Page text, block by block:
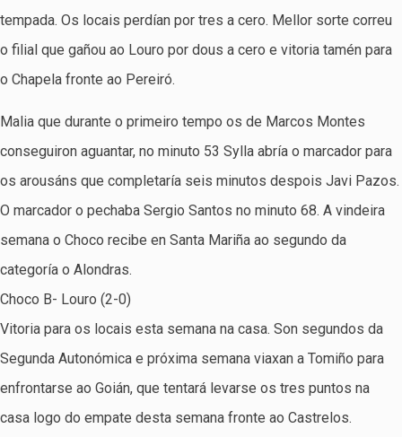
tempada. Os locais perdían por tres a cero. Mellor sorte correu
o filial que gañou ao Louro por dous a cero e vitoria tamén para
o Chapela fronte ao Pereiró.
Malia que durante o primeiro tempo os de Marcos Montes
conseguiron aguantar, no minuto 53 Sylla abría o marcador para
os arousáns que completaría seis minutos despois Javi Pazos.
O marcador o pechaba Sergio Santos no minuto 68. A vindeira
semana o Choco recibe en Santa Mariña ao segundo da
categoría o Alondras.
Choco B- Louro (2-0)
Vitoria para os locais esta semana na casa. Son segundos da
Segunda Autonómica e próxima semana viaxan a Tomiño para
enfrontarse ao Goián, que tentará levarse os tres puntos na
casa logo do empate desta semana fronte ao Castrelos.